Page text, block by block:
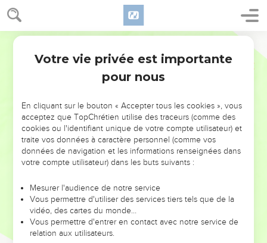
NE MANQUEZ PAS L’ÉVÉNEMENT
DE L’ANNÉE !
ET SI LEURS ERREURS POUVAIENT VOUS ÉVITER LES
VOTRES ?
leur foi ou leur vision. Mais on voit moins les doutes, les erreurs
et les saisons difficiles qu'ils ont traversés, alors même que ce
sont elles qui les ont façonnés.
Dans cette conférence, leaders, entrepreneurs, et responsables
Votre vie privée est importante
pour nous
En cliquant sur le bouton « Accepter tous les cookies », vous
acceptez que TopChrétien utilise des traceurs (comme des
cookies ou l'identifiant unique de votre compte utilisateur) et
traite vos données à caractère personnel (comme vos
données de navigation et les informations renseignées dans
votre compte utilisateur) dans les buts suivants :
Mesurer l'audience de notre service
Vous permettre d'utiliser des services tiers tels que de la
vidéo, des cartes du monde…
Vous permettre d'entrer en contact avec notre service de
relation aux utilisateurs.